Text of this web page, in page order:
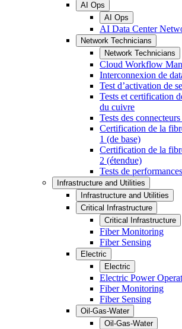
AI Ops
AI Ops
AI Data Center
Network Technicians
Network Technicians
Cloud Workflow
Interconnexion de
Test d’activation de
Tests et certification
du cuivre
Tests des
Certification de la
1 (de base)
Certification de la
2 (étendue)
Tests de
Infrastructure and Utilities
Infrastructure and Utilities
Critical Infrastructure
Critical Infrastructure
Fiber Monitoring
Fiber Sensing
Electric
Electric
Electric Power
Fiber Monitoring
Fiber Sensing
Oil-Gas-Water
Oil-Gas-Water